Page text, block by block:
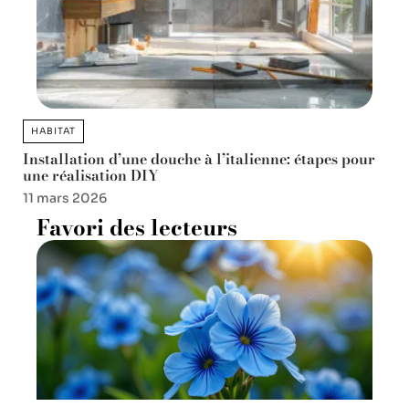
HABITAT
Installation d’une douche à l’italienne: étapes pour
une réalisation DIY
11 mars 2026
Favori des lecteurs